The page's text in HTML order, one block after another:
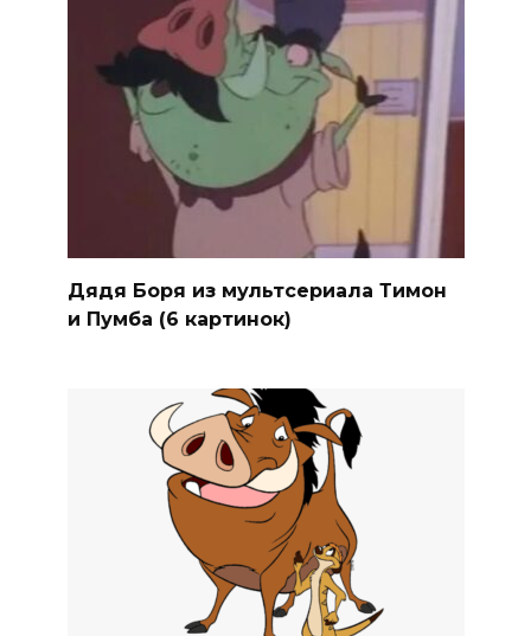
Дядя Боря из мультсериала Тимон
и Пумба (6 картинок)